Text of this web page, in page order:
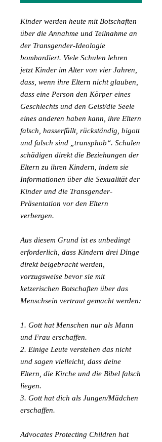
Kinder werden heute mit Botschaften
über die Annahme und Teilnahme an
der Transgender-Ideologie
bombardiert. Viele Schulen lehren
jetzt Kinder im Alter von vier Jahren,
dass, wenn ihre Eltern nicht glauben,
dass eine Person den Körper eines
Geschlechts und den Geist/die Seele
eines anderen haben kann, ihre Eltern
falsch, hasserfüllt, rückständig, bigott
und falsch sind „transphob“. Schulen
schädigen direkt die Beziehungen der
Eltern zu ihren Kindern, indem sie
Informationen über die Sexualität der
Kinder und die Transgender-
Präsentation vor den Eltern
verbergen.
Aus diesem Grund ist es unbedingt
erforderlich, dass Kindern drei Dinge
direkt beigebracht werden,
vorzugsweise bevor sie mit
ketzerischen Botschaften über das
Menschsein vertraut gemacht werden:
1. Gott hat Menschen nur als Mann
und Frau erschaffen.
2. Einige Leute verstehen das nicht
und sagen vielleicht, dass deine
Eltern, die Kirche und die Bibel falsch
liegen.
3. Gott hat dich als Jungen/Mädchen
erschaffen.
Advocates Protecting Children hat